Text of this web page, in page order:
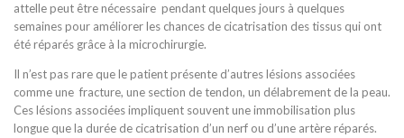
attelle peut être nécessaire pendant quelques jours à quelques
semaines pour améliorer les chances de cicatrisation des tissus qui ont
été réparés grâce à la microchirurgie.
Il n’est pas rare que le patient présente d’autres lésions associées
comme une fracture, une section de tendon, un délabrement de la peau.
Ces lésions associées impliquent souvent une immobilisation plus
longue que la durée de cicatrisation d’un nerf ou d’une artère réparés.